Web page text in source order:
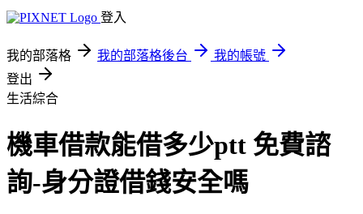
登入
我的部落格 我的部落格後台
我的帳號
登出
生活綜合
機車借款能借多少ptt 免費諮
詢-身分證借錢安全嗎